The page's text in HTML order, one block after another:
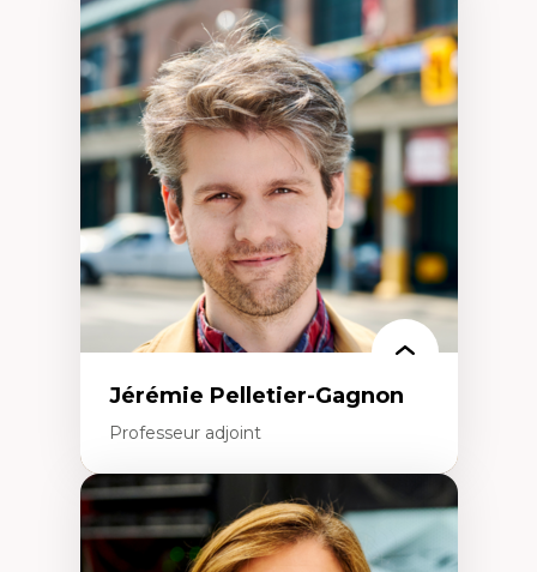
Expertises
Fragmentation des auditoires médiatiques
Analyse multi-plateforme des auditoires
médiatiques
Analyse des comportements numériques à
travers les données massives et l’IA
Recherche quantitative et qualitative sur
les auditoires médiatiques
Épistémologie des techniques de recherche
numérique et l’IA
Théorie des droits de la personne
La pensée politique d’Hannah Arendt
La pensée politique à l’ère numérique
Justice internationale et normes
internationales
Jérémie Pelletier-Gagnon
Professeur adjoint
Expertises
Études du jeu vidéo
Fouille de textes